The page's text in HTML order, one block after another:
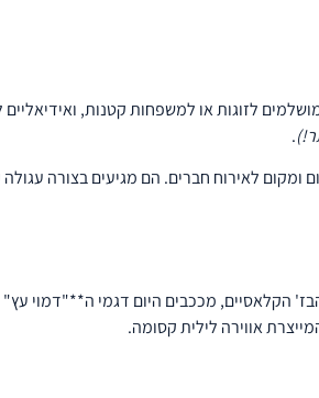
.
רגליים עצום ומקום לאירוח חברים. הם מגיעים